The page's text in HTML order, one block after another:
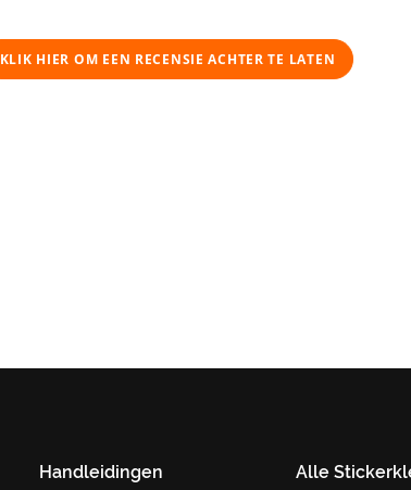
KLIK HIER OM EEN ​​RECENSIE ACHTER TE LATEN
Handleidingen Alle